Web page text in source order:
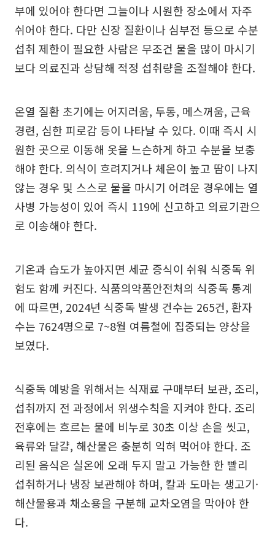
부에 있어야 한다면 그늘이나 시원한 장소에서 자주
쉬어야 한다. 다만 신장 질환이나 심부전 등으로 수분
섭취 제한이 필요한 사람은 무조건 물을 많이 마시기
보다 의료진과 상담해 적정 섭취량을 조절해야 한다.
온열 질환 초기에는 어지러움, 두통, 메스꺼움, 근육
경련, 심한 피로감 등이 나타날 수 있다. 이때 즉시 시
원한 곳으로 이동해 옷을 느슨하게 하고 수분을 보충
해야 한다. 의식이 흐려지거나 체온이 높고 땀이 나지
않는 경우 및 스스로 물을 마시기 어려운 경우에는 열
사병 가능성이 있어 즉시 119에 신고하고 의료기관으
로 이송해야 한다.
기온과 습도가 높아지면 세균 증식이 쉬워 식중독 위
험도 함께 커진다. 식품의약품안전처의 식중독 통계
에 따르면, 2024년 식중독 발생 건수는 265건, 환자
수는 7624명으로 7~8월 여름철에 집중되는 양상을
보였다.
식중독 예방을 위해서는 식재료 구매부터 보관, 조리,
섭취까지 전 과정에서 위생수칙을 지켜야 한다. 조리
전후에는 흐르는 물에 비누로 30초 이상 손을 씻고,
육류와 달걀, 해산물은 충분히 익혀 먹어야 한다. 조
리된 음식은 실온에 오래 두지 말고 가능한 한 빨리
섭취하거나 냉장 보관해야 하며, 칼과 도마는 생고기·
해산물용과 채소용을 구분해 교차오염을 막아야 한
다.